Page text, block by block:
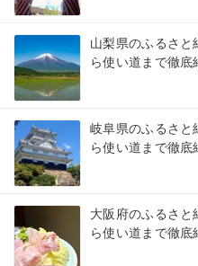
山梨県のふるさ
ら使い道まで徹底
岐阜県のふるさと
ら使い道まで徹底
大阪府のふるさ
ら使い道まで徹底